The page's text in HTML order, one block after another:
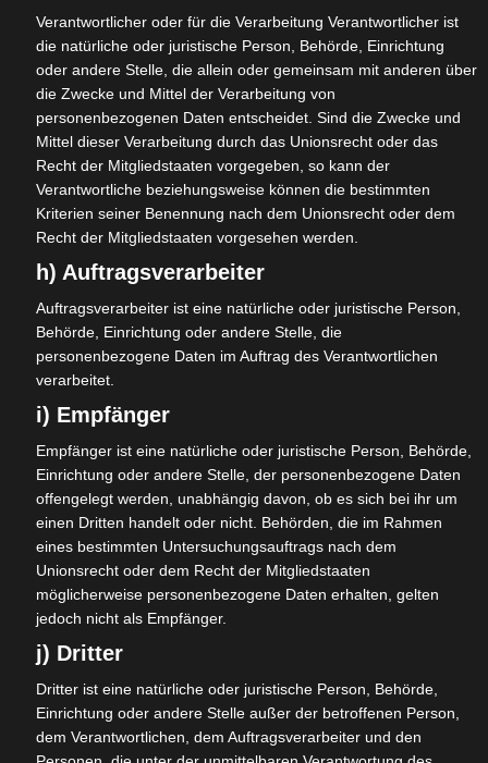
Verantwortung für künftige Generationen gerade im
Hinblick auf die Frage des Klimaschutzes gerecht zu
werden“. Durch Wärmeversorgung aus Heizwerken auf
Basis von Holzhackschnitzeln, Stromerzeugung mittels
Fotovoltaikanlagen sowie dem Bezug von Ökostrom lässt
sich erkennen, dass das Thema Nachhaltigkeit in Hamborn
verankert ist. Dies wird auch und besonders durch die
Vielzahl der nach Demeter-Richtlinien arbeitenden
ökologischen Betriebe deutlich.
Anlass und Zielsetzung der
Maßnahme
Der Anlass der Maßnahme entspringt dem Wunsch der
Einwohner*innen Schloss Hamborns neben ökologisch
erzeugten Lebensmitteln, Heizenergie aus
nachwachsenden Rohstoffen und grünem Strom zukünftig
auch im Bereich der Mobilität Möglichkeiten zu nutzen, die
ihrer ökologischen Grundeinstellung gerecht werden.
Ein zweites großes Anliegen besteht darin, den sozialen
Zusammenhalt der Dorfbewohner durch neue Formen der
Vernetzung zu stärken. Durch das beständige Wachstum
und die vielfältigen Ausprägungen der gesamten
Einrichtung, kann dem Einzelnen der Gesamtüberblick
verloren gehen. Um Gemeinschaft im Dorf über die
arbeitsbedingten Beziehungen hinaus wieder als Einheit
erlebbar zu machen, wollen wir Begegnungen und
Verantwortlicher oder für die Verarbeitung Verantwortlicher ist
die natürliche oder juristische Person, Behörde, Einrichtung
oder andere Stelle, die allein oder gemeinsam mit anderen über
die Zwecke und Mittel der Verarbeitung von
personenbezogenen Daten entscheidet. Sind die Zwecke und
Mittel dieser Verarbeitung durch das Unionsrecht oder das
Recht der Mitgliedstaaten vorgegeben, so kann der
Verantwortliche beziehungsweise können die bestimmten
Kriterien seiner Benennung nach dem Unionsrecht oder dem
Recht der Mitgliedstaaten vorgesehen werden.
h) Auftragsverarbeiter
Auftragsverarbeiter ist eine natürliche oder juristische Person,
Behörde, Einrichtung oder andere Stelle, die
personenbezogene Daten im Auftrag des Verantwortlichen
verarbeitet.
i) Empfänger
Empfänger ist eine natürliche oder juristische Person, Behörde,
Einrichtung oder andere Stelle, der personenbezogene Daten
offengelegt werden, unabhängig davon, ob es sich bei ihr um
einen Dritten handelt oder nicht. Behörden, die im Rahmen
eines bestimmten Untersuchungsauftrags nach dem
Unionsrecht oder dem Recht der Mitgliedstaaten
möglicherweise personenbezogene Daten erhalten, gelten
jedoch nicht als Empfänger.
j) Dritter
Dritter ist eine natürliche oder juristische Person, Behörde,
Einrichtung oder andere Stelle außer der betroffenen Person,
dem Verantwortlichen, dem Auftragsverarbeiter und den